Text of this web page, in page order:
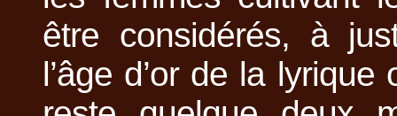
être considérés, à
l’âge d’or de la